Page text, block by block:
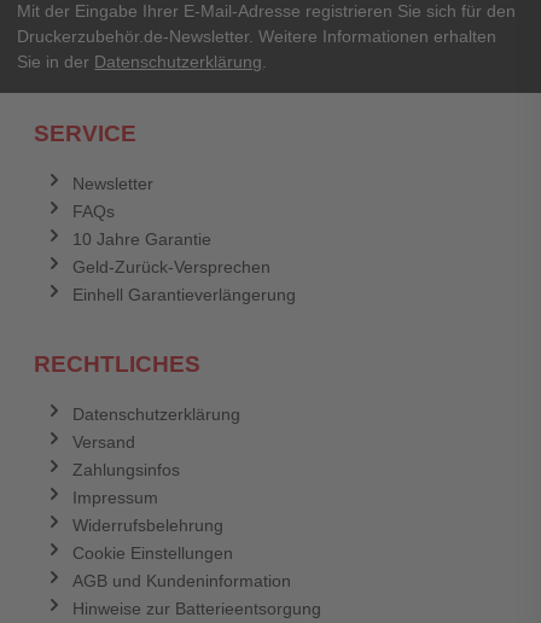
Mit der Eingabe Ihrer E-Mail-Adresse registrieren Sie sich für den
Druckerzubehör.de-Newsletter. Weitere Informationen erhalten
Sie in der Datenschutzerklärung.
SERVICE
Newsletter
FAQs
10 Jahre Garantie
Geld-Zurück-Versprechen
Einhell Garantieverlängerung
RECHTLICHES
Datenschutzerklärung
Versand
Zahlungsinfos
Impressum
Widerrufsbelehrung
Cookie Einstellungen
AGB und Kundeninformation
Hinweise zur Batterieentsorgung